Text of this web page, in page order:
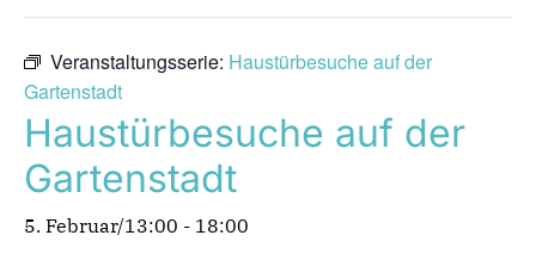
Veranstaltungsserie: Haustürbesuche auf der
Gartenstadt
Haustürbesuche auf der
Gartenstadt
5. Februar/13:00 - 18:00